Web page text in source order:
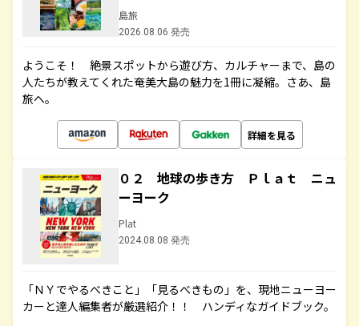
島旅
2026.08.06 発売
ようこそ！ 絶景スポットから遊び方、カルチャーまで、島の
人たちが教えてくれた奄美大島の魅力を1冊に凝縮。さあ、島
旅へ。
詳細を見る
０２ 地球の歩き方 Ｐｌａｔ ニュ
ーヨーク
Plat
2024.08.08 発売
「ＮＹでやるべきこと」「見るべきもの」を、現地ニューヨー
カーと達人編集者が厳選紹介！！ ハンディなガイドブック。